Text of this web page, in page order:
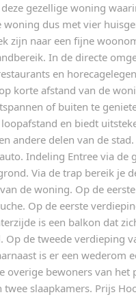
gezellige woning
woning dus met vier
zijn naar een fijne
In de directe
en
korte afstand van de
of buiten te
en biedt
andere delen van de
Indeling Entree via de
Via de trap bereik je
de woning. Op de
Op de eerste
is een balkon dat
Op de tweede verdieping
is er een wederom
overige bewoners van het
slaapkamers. Prijs